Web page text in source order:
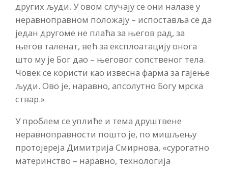
других људи. У овом случају се они налазе у
неравноправном положају – испоставља се да
један другоме не плаћа за његов рад, за
његов таленат, већ за експлоатацију онога
што му је Бог дао – његовог сопственог тела.
Човек се користи као извесна фарма за гајење
људи. Ово је, наравно, апсолутно Богу мрска
ствар.»
У проблем се уплиће и тема друштвене
неравноправности пошто је, по мишљењу
протојереја Димитрија Смирнова, «сурогатно
материнство – наравно, технологија